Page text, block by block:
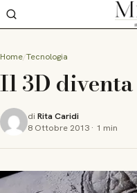
Home Tecnologia
Il 3D
di Rita Caridi
8 Ottobre 2013 · 1 min